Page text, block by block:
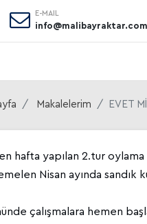
E-MAIL
info@malibayraktar.com
Makalelerim EVET
hafta yapılan 2.tur oylama
Nisan ayında sandık
çalışmalara hemen